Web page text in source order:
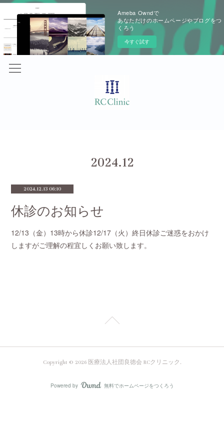
Ameba Owndで
あなただけのホームページやブログをつ
くろう
今すぐ試す
2024.12
2024.12.13 06:10
休診のお知らせ
12/13（金）13時から休診12/17（火）終日休診ご迷惑をおかけ
しますがご理解の程宜しくお願い致します。
Copyright © 2026 医療法人社団良徳会 RCクリニック .
Powered by AmebaOwnd
無料でホームページをつくろう